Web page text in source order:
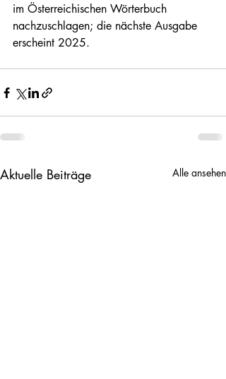
im Österreichischen Wörterbuch
nachzuschlagen; die nächste Ausgabe
erscheint 2025.
Aktuelle Beiträge Alle ansehen